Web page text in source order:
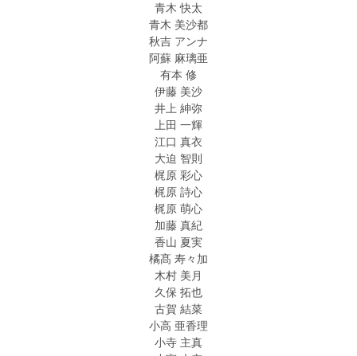
青木 快太
青木 美沙都
秋吉 アンナ
阿蘇 麻璃亜
有本 修
伊藤 美沙
井上 紳弥
上田 一輝
江口 真衣
大迫 智則
梶原 彩心
梶原 詩心
梶原 萌心
加藤 真紀
香山 夏実
橘髙 寿々加
木村 美月
久保 拓也
古賀 結菜
小高 亜香理
小寺 主真